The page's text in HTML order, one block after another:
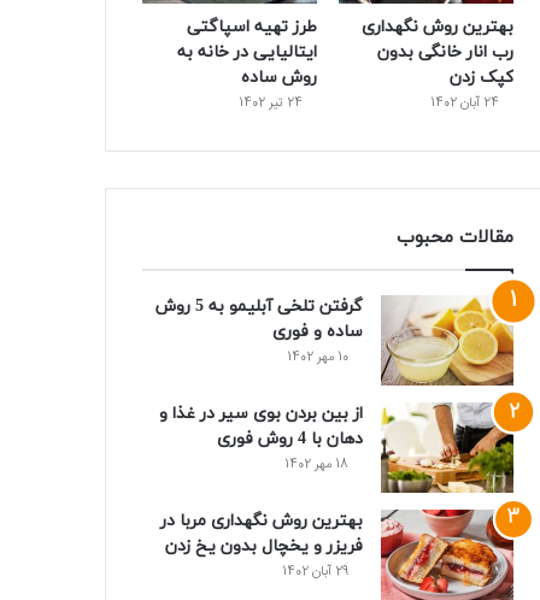
بهترین روش نگهداری
رب انار خانگی بدون
کپک زدن
24 آبان 1402
طرز تهیه اسپاگتی
ایتالیایی در خانه به
روش ساده
24 تیر 1402
مقالات محبوب
گرفتن تلخی آبلیمو به 5 روش
ساده و فوری
10 مهر 1402
از بین بردن بوی سیر در غذا و
دهان با 4 روش فوری
18 مهر 1402
بهترین روش نگهداری مربا در
فریزر و یخچال بدون یخ زدن
29 آبان 1402